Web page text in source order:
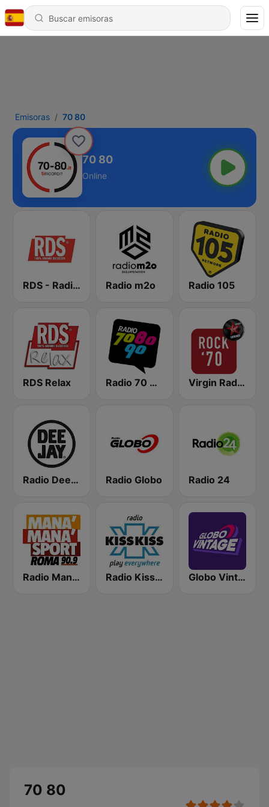
Emisoras 70 80
70 80
Online
RDS - Radio Dimensione Suono Radio m2o Radio 105
RDS Relax Radio 70 80 90 Virgin Radio Rock 70
Radio Deejay Radio Globo Radio 24
Radio Manà Manà Sport Roma Radio Kiss Kiss Globo Vintage
70 80